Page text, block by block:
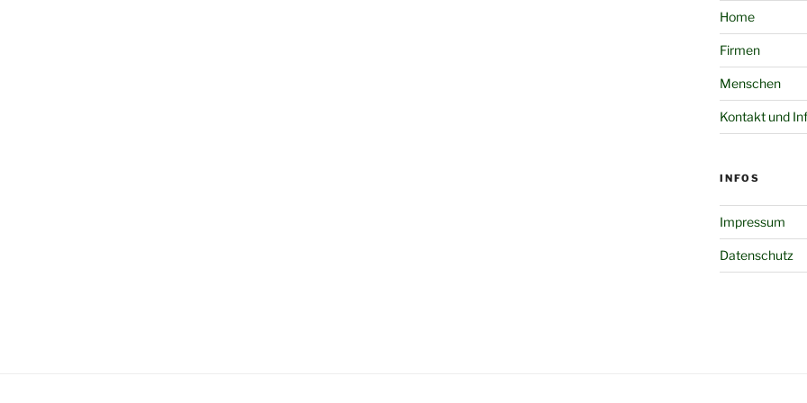
Home
Firmen
Menschen
Kontakt und
INFOS
Impressum
Datenschutz